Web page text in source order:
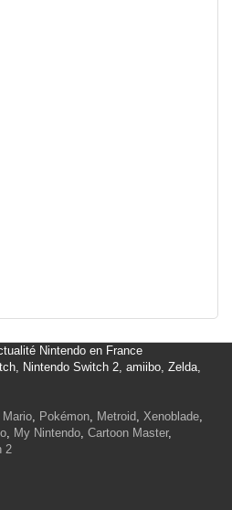
Nintendo en France
Nintendo Switch 2, amiibo, Zelda,
Mario, Pokémon, Metroid, Xenoblade,
, My Nintendo, Cartoon Master,
2